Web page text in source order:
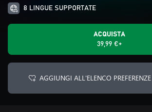
8 LINGUE SUPPORTATE
ACQUISTA
39,99 €+
AGGIUNGI ALL'ELENCO PREFERENZE